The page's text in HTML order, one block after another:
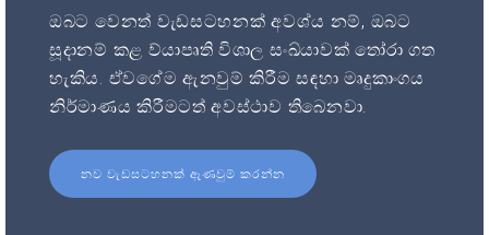
ඔබට වෙනත් වැඩසටහනක් අවශ්ය නම්, ඔබට
සූදානම් කළ ව්යාපෘති විශාල සංඛ්යාවක් තෝරා ගත
හැකිය. ඒවගේම ඇනවුම් කිරීම සඳහා මෘදුකාංගය
නිර්මාණය කිරීමටත් අවස්ථාව තිබෙනවා.
නව වැඩසටහනක් ඇණවුම් කරන්න